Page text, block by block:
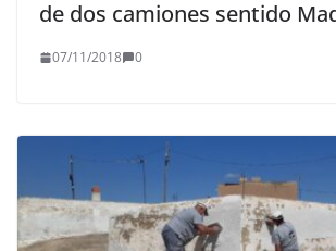
de dos camiones sentido
07/11/2018 0